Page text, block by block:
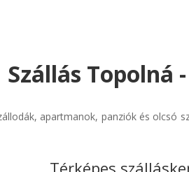
Szállás Topolná
apartmanok, panziók és olcsó
Térképes